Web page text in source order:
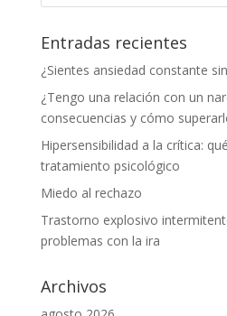
Entradas recientes
¿Sientes ansiedad constante
¿Tengo una relación con un
consecuencias y cómo
Hipersensibilidad a la crítica:
tratamiento psicológico
Miedo al rechazo
Trastorno explosivo
problemas con la ira
Archivos